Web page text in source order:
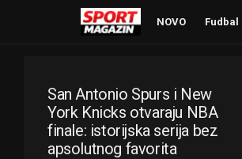
NOVO Fudbal
San Antonio Spurs i New
York Knicks otvaraju NBA
finale: istorijska serija bez
apsolutnog favorita